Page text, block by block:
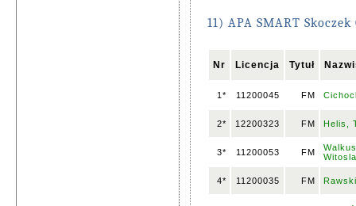
11) APA SMART
Nr Licencja Tytuł
1* 11200045 FM
2* 12200323 FM Helis,
3* 11200053 FM
4* 11200035 FM